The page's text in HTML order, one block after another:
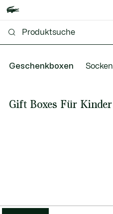
Geschenkboxen Socken
Gift Boxes Für Kinder